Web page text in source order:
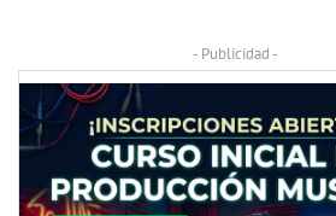
- Publicidad -